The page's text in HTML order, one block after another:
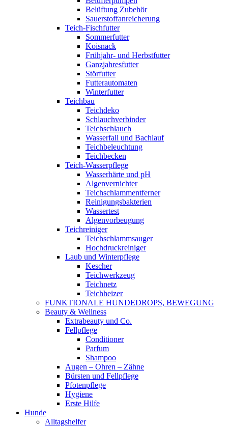
Belüftung Zubehör
Sauerstoffanreicherung
Teich-Fischfutter
Sommerfutter
Koisnack
Frühjahr- und Herbstfutter
Ganzjahresfutter
Störfutter
Futterautomaten
Winterfutter
Teichbau
Teichdeko
Schlauchverbinder
Teichschlauch
Wasserfall und Bachlauf
Teichbeleuchtung
Teichbecken
Teich-Wasserpflege
Wasserhärte und pH
Algenvernichter
Teichschlammentferner
Reinigungsbakterien
Wassertest
Algenvorbeugung
Teichreiniger
Teichschlammsauger
Hochdruckreiniger
Laub und Winterpflege
Kescher
Teichwerkzeug
Teichnetz
Teichheizer
FUNKTIONALE HUNDEDROPS, BEWEGUNG
Beauty & Wellness
Extrabeauty und Co.
Fellpflege
Conditioner
Parfum
Shampoo
Augen – Ohren – Zähne
Bürsten und Fellpflege
Pfotenpflege
Hygiene
Erste Hilfe
Hunde
Alltagshelfer